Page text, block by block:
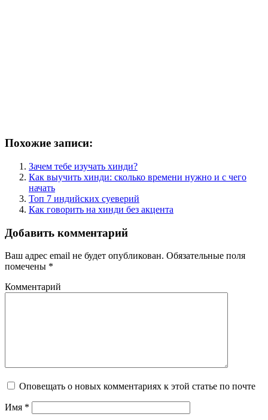
Похожие записи:
Зачем тебе изучать хинди?
Как выучить хинди: сколько времени нужно и с чего
начать
Топ 7 индийских суеверий
Как говорить на хинди без акцента
Добавить комментарий
Ваш адрес email не будет опубликован. Обязательные поля
помечены *
Комментарий
Оповещать о новых комментариях к этой статье по почте
Имя *